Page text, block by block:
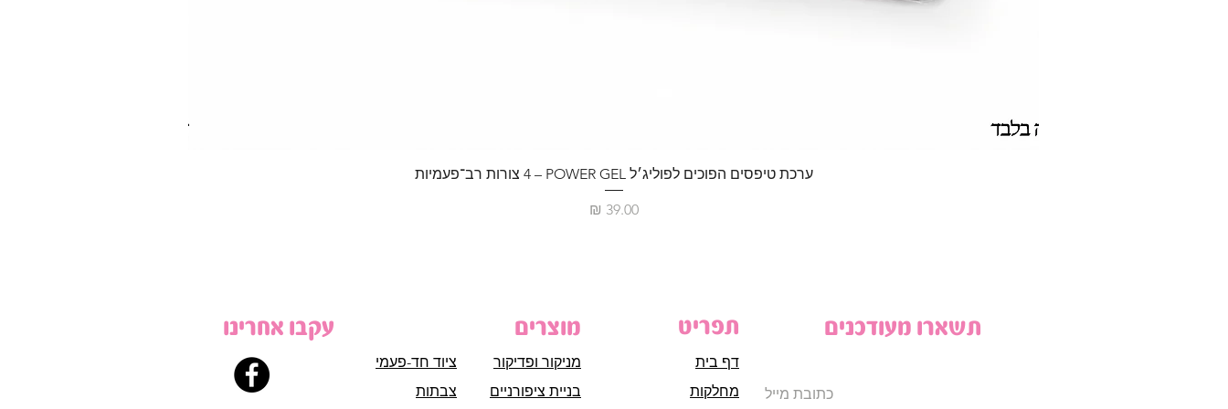
ערכת טיפסים הפוכים לפוליג׳ל POWER GEL – ‏4 צורות רב־פעמיות
מחיר
עקבו אחרינו מוצרים
ציוד חד-פעמי
צבתות
מניקור ופדיקור
בניית ציפורניים
תפריט
דף בית
מחלקות
תשארו מעודכנים